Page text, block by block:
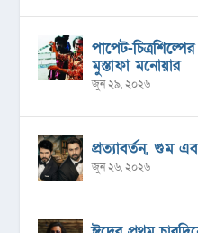
পাপেট-
মুস্তাফা মনোয়ার
জুন ২৯, ২০২৬
প্রত্যাবর্তন, গুম
জুন ২৬, ২০২৬